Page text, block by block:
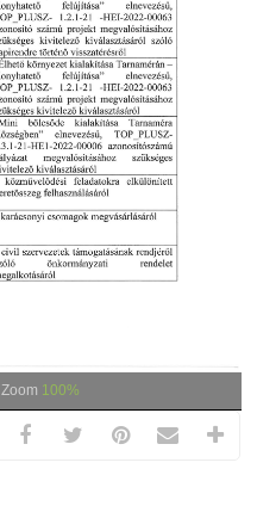
Zoom 100%